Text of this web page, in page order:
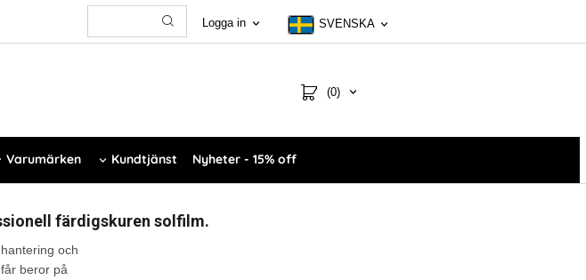
Logga in SVENSKA
(0)
Varumärken Kundtjänst Nyheter - 15% off
färdigskuren solfilm.
och
beror på